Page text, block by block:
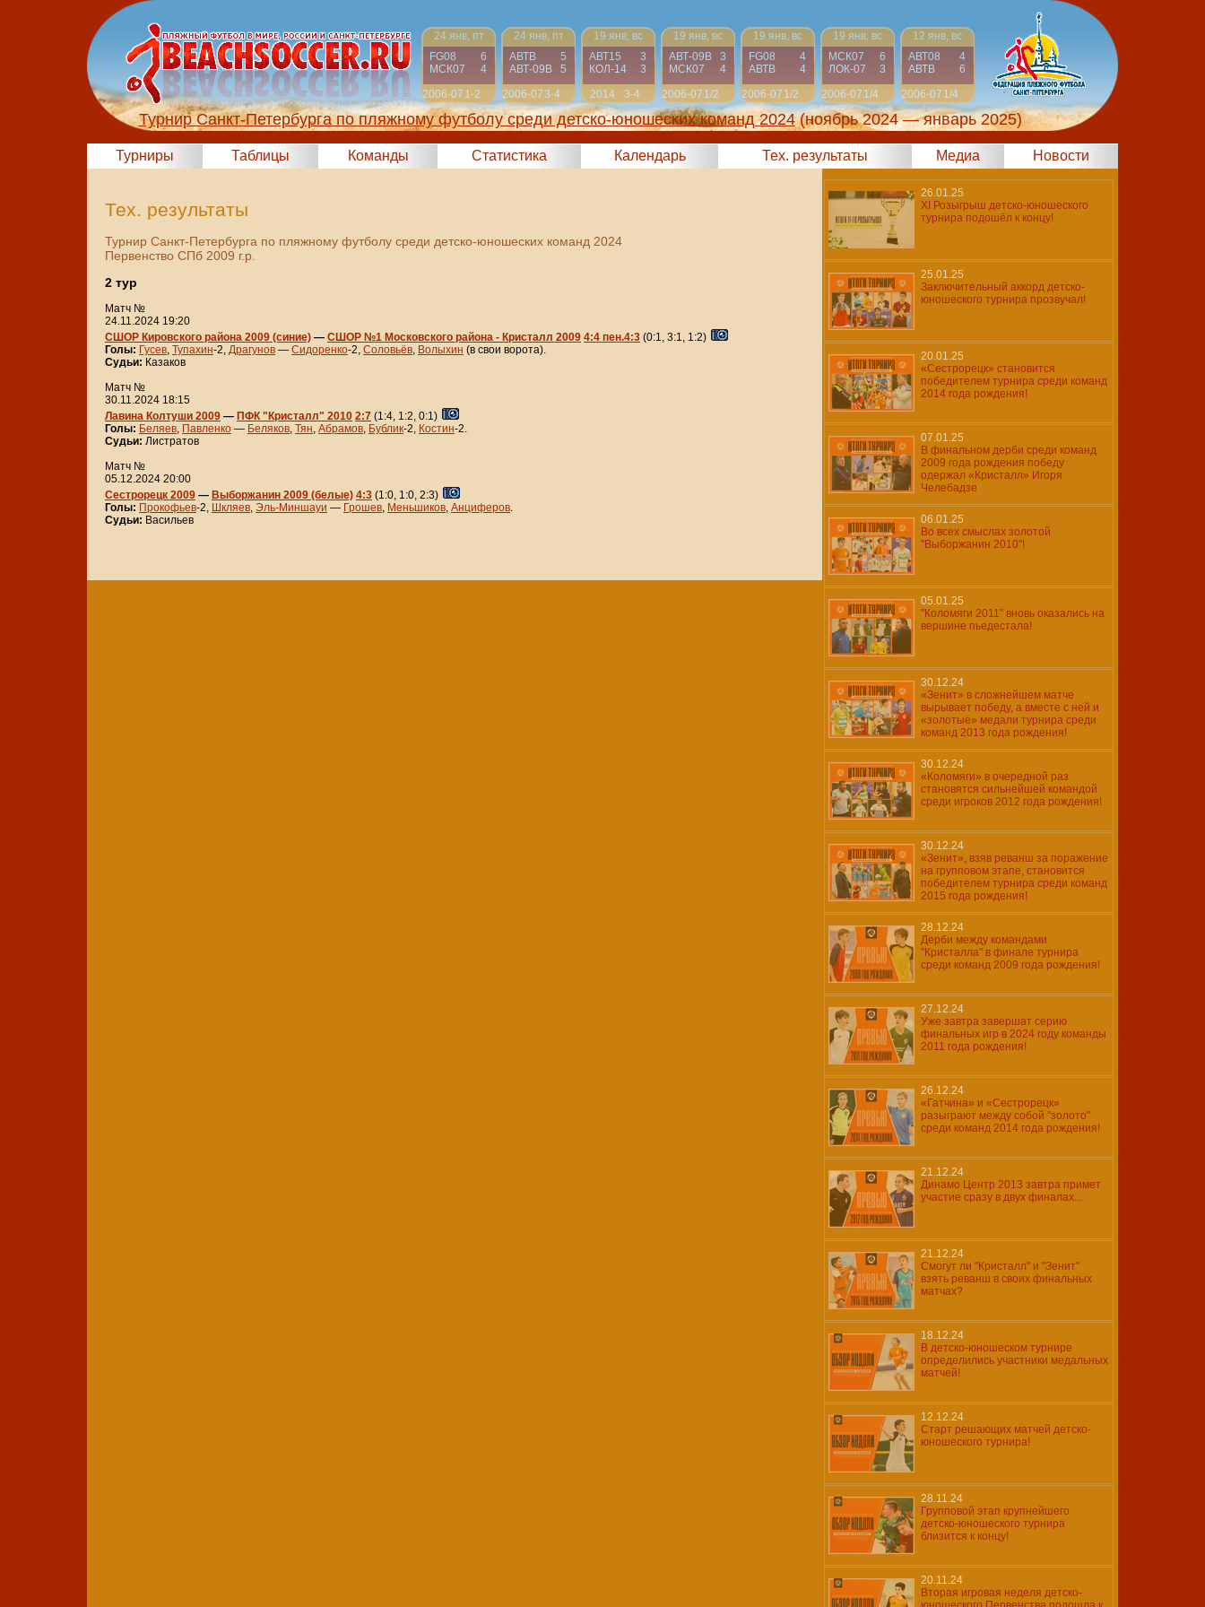
24 янв, пт
FG08
6
МСК07
4
2006-07 1-2
24 янв, пт
АВТВ
5
АВТ-09B
5
2006-073-4
19 янв, вс
АВТ15
3
КОЛ-14
3
2014
3-4
19 янв, вс
АВТ-09B
3
МСК07
4
2006-07 1/2
19 янв, вс
FG08
4
АВТВ
4
2006-07 1/2
19 янв, вс
МСК07
6
ЛОК-07
3
2006-07 1/4
12 янв, вс
АВТ08
4
АВТВ
6
2006-07 1/4
Турнир Санкт-Петербурга по пляжному футболу среди детско-юношеских команд 2024 (ноябрь 2024 — январь 2025)
Турниры Таблицы Команды Статистика Календарь Тех. результаты Медиа Новости
Тех. результаты
Турнир Санкт-Петербурга по пляжному футболу среди детско-юношеских команд 2024
Первенство СПб 2009 г.р.
2 тур
Матч №
24.11.2024 19:20
СШОР Кировского района 2009 (синие) — СШОР №1 Московского района - Кристалл 2009 4:4 пен.4:3 (0:1, 3:1, 1:2)
Голы: Гусев, Тупахин-2, Драгунов — Сидоренко-2, Соловьёв, Волыхин (в свои ворота).
Судьи: Казаков
Матч №
30.11.2024 18:15
Лавина Колтуши 2009 — ПФК "Кристалл" 2010 2:7 (1:4, 1:2, 0:1)
Голы: Беляев, Павленко — Беляков, Тян, Абрамов, Бублик-2, Костин-2.
Судьи: Листратов
Матч №
05.12.2024 20:00
Сестрорецк 2009 — Выборжанин 2009 (белые) 4:3 (1:0, 1:0, 2:3)
Голы: Прокофьев-2, Шкляев, Эль-Миншауи — Грошев, Меньшиков, Анциферов.
Судьи: Васильев
26.01.25
XI Розыгрыш детско-юношеского
турнира подошёл к концу!
25.01.25
Заключительный аккорд детско-
юношеского турнира прозвучал!
20.01.25
«Сестрорецк» становится
победителем турнира среди команд
2014 года рождения!
07.01.25
В финальном дерби среди команд
2009 года рождения победу
одержал «Кристалл» Игоря
Челебадзе
06.01.25
Во всех смыслах золотой
"Выборжанин 2010"!
05.01.25
"Коломяги 2011" вновь оказались на
вершине пьедестала!
30.12.24
«Зенит» в сложнейшем матче
вырывает победу, а вместе с ней и
«золотые» медали турнира среди
команд 2013 года рождения!
30.12.24
«Коломяги» в очередной раз
становятся сильнейшей командой
среди игроков 2012 года рождения!
30.12.24
«Зенит», взяв реванш за поражение
на групповом этапе, становится
победителем турнира среди команд
2015 года рождения!
28.12.24
Дерби между командами
"Кристалла" в финале турнира
среди команд 2009 года рождения!
27.12.24
Уже завтра завершат серию
финальных игр в 2024 году команды
2011 года рождения!
26.12.24
«Гатчина» и «Сестрорецк»
разыграют между собой "золото"
среди команд 2014 года рождения!
21.12.24
Динамо Центр 2013 завтра примет
участие сразу в двух финалах...
21.12.24
Смогут ли "Кристалл" и "Зенит"
взять реванш в своих финальных
матчах?
18.12.24
В детско-юношеском турнире
определились участники медальных
матчей!
12.12.24
Старт решающих матчей детско-
юношеского турнира!
28.11.24
Групповой этап крупнейшего
детско-юношеского турнира
близится к концу!
20.11.24
Вторая игровая неделя детско-